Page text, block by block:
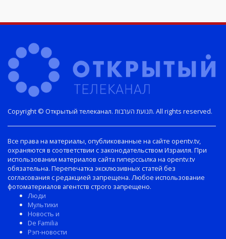
Copyright © Открытый телеканал. תנועת הערבות. All rights reserved.
Все права на материалы, опубликованные на сайте opentv.tv,
охраняются в соответствии с законодательством Израиля. При
использовании материалов сайта гиперссылка на opentv.tv
обязательна. Перепечатка эксклюзивных статей без
согласования с редакцией запрещена. Любое использование
фотоматериалов агентств строго запрещено.
Люди
Мультики
Новость и
De Familia
Рэп-новости